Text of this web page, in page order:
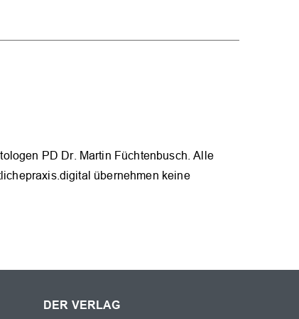
PD Dr. Martin Füchtenbusch. Alle
übernehmen keine
DER VERLAG